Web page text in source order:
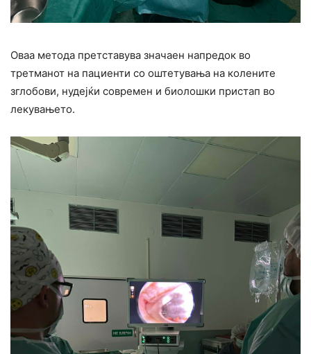
Оваа метода претставува значаен напредок во
третманот на пациенти со оштетувања на колените
зглобови, нудејќи современ и биолошки пристап во
лекувањето.